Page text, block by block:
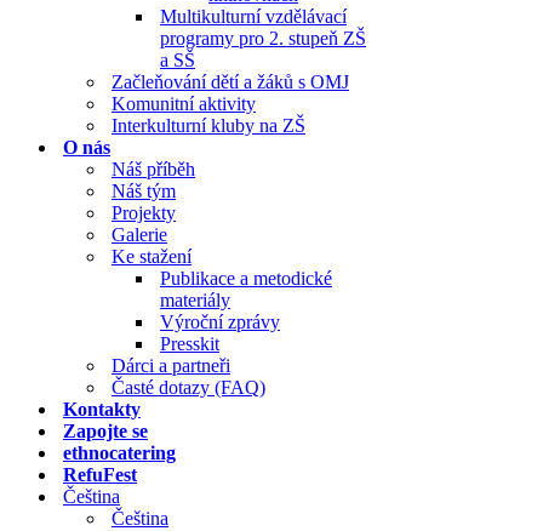
Multikulturní vzdělávací
programy pro 2. stupeň ZŠ
a SŠ
Začleňování dětí a žáků s OMJ
Komunitní aktivity
Interkulturní kluby na ZŠ
O nás
Náš příběh
Náš tým
Projekty
Galerie
Ke stažení
Publikace a metodické
materiály
Výroční zprávy
Presskit
Dárci a partneři
Časté dotazy (FAQ)
Kontakty
Zapojte se
ethnocatering
RefuFest
Čeština
Čeština